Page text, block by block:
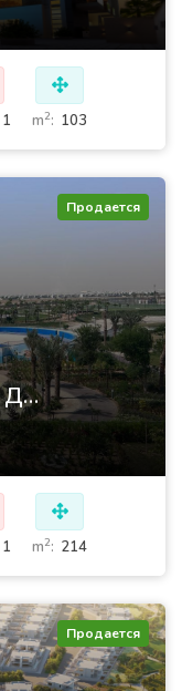
1 m2: 103
Продается
Таунхаусы на продажу в Дубае в комплексе «Violet Cluster» в Damac Hills 2
1 m2: 214
Продается